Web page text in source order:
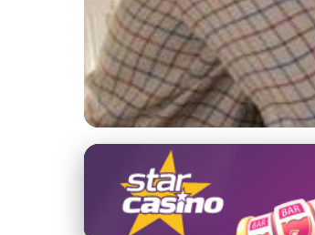
Venkovský dům a rodina
Jak